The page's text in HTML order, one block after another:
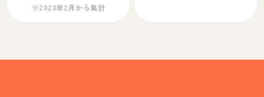
※2020年2月から集計